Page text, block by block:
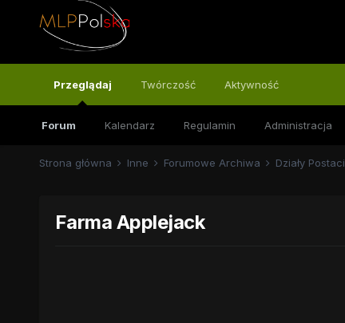
Przeglądaj
Forum Kalendarz Regulamin Administracja
Twórczość Aktywność
Strona główna Inne Forumowe Archiwa Działy Postaci
Farma Applejack